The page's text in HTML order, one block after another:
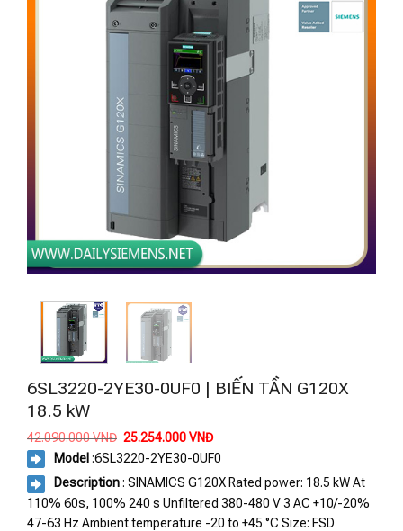
6SL3220-2YE30-0UF0 | BIẾN TẦN G120X
18.5 kW
42.090.000VNĐ Giá
là:
42.090.000 VNĐ.
25.254.000VNĐGiá
tại
là:
25.254.000 VNĐ.
Model :6SL3220-2YE30-0UF0
Description: SINAMICS G120X Rated power: 18.5 kW At
110% 60s, 100% 240 s Unfiltered 380-480 V 3 AC +10/-20%
47-63 Hz Ambient temperature -20 to +45 °C Size: FSD